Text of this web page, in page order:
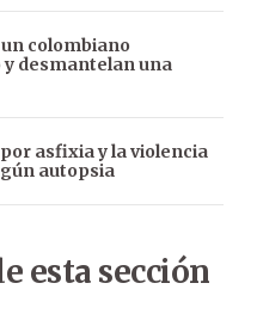
colombiano
desmantelan una
asfixia y la violencia
autopsia
esta sección